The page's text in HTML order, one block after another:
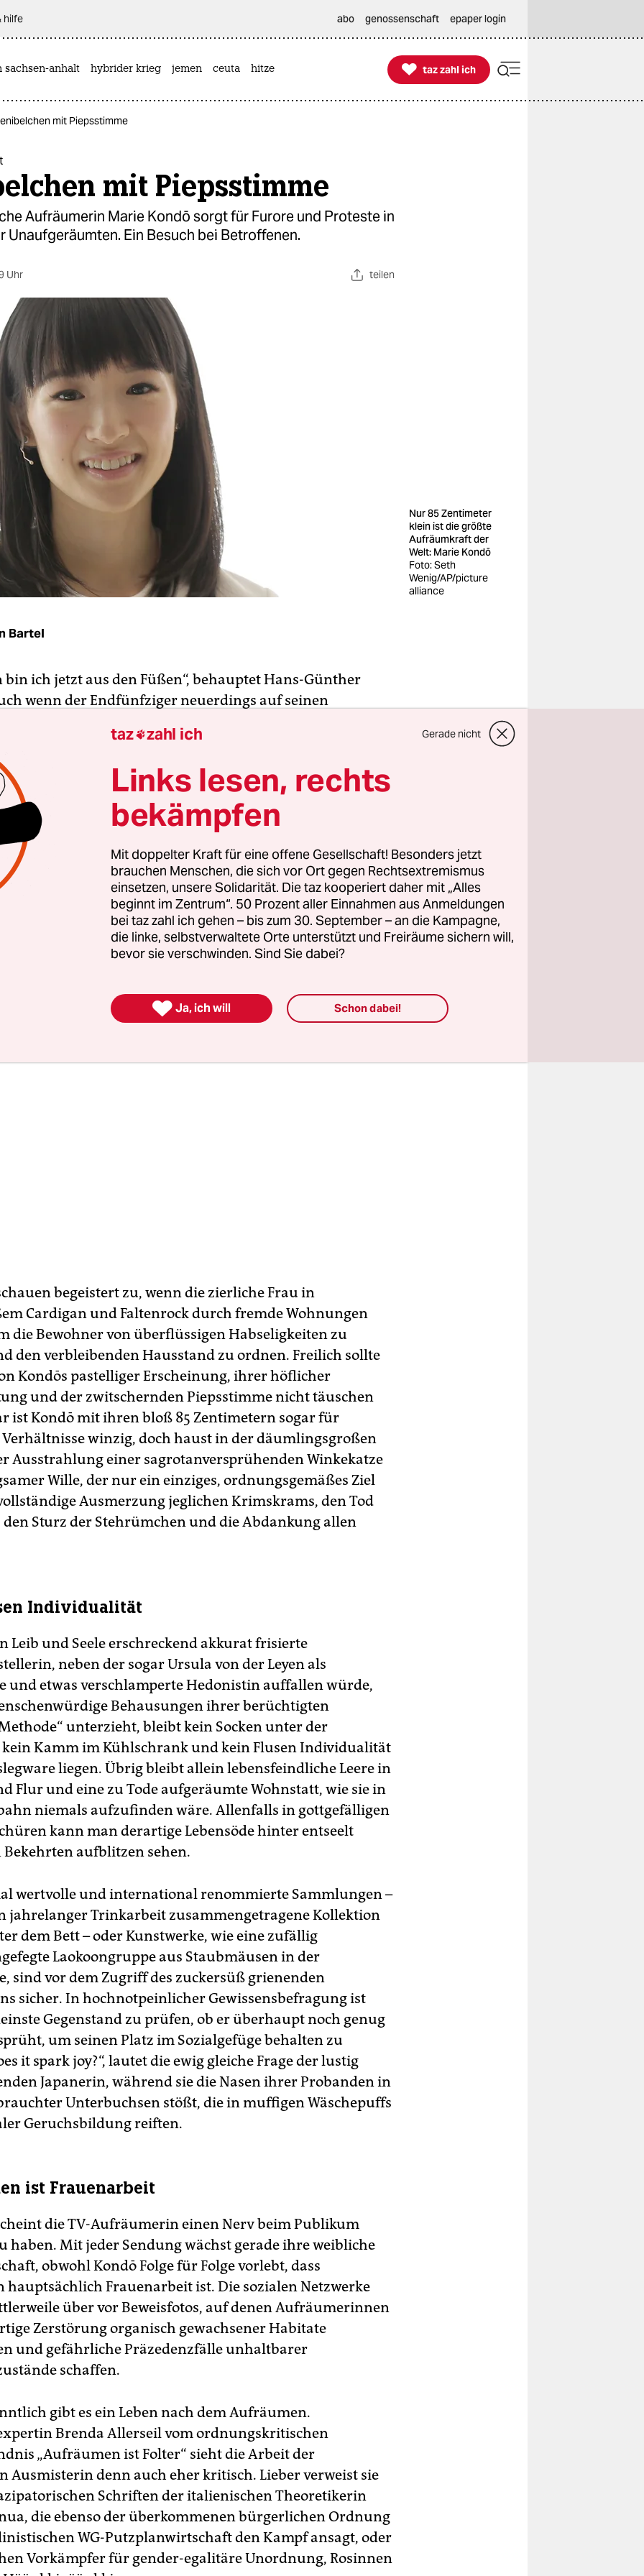
hilfe abo genossenschaft epaper login
sachsen-anhalt hybrider krieg jemen ceuta hitze 
taz zahl ich
taz zahl ich
mit Piepsstimme
mit Piepsstimme
Aufräumerin Marie Kondō sorgt für Furore und Proteste in
Unaufgeräumten. Ein Besuch bei Betroffenen.
Uhr teilen
Nur 85 Zentimeter
klein ist die größte
Aufräumkraft der
Welt: Marie Kondō
Foto: Seth
Wenig/AP/picture
alliance
Bartel
ich jetzt aus den Füßen“, behauptet Hans-Günther
wenn der Endfünfziger neuerdings auf seinen
Jutta hatte ihrem Gatten jüngst recht unerwartet für die
treuen Dienste“ gedankt, ihn dann ebenso unerwartet
ihn schließlich zu einem handlichen Paket
Seither wohnt der Frührentner in einer kleinen
Schuhschrank. „Endlich weiß ich, wo ich hingehöre“,
und raschelt leise im Seidenpapier. „Marie Kondō sei
solchen, als „achtsam“ deklarierten Umgang mit
Erinnerungsstücken propagiert die japanische
und Ordnungsberaterin Marie Kondō, deren Show
begeistert zu, wenn die zierliche Frau in
Cardigan und Faltenrock durch fremde Wohnungen
die Bewohner von überflüssigen Habseligkeiten zu
den verbleibenden Hausstand zu ordnen. Freilich sollte
Kondōs pastelliger Erscheinung, ihrer höflicher
und der zwitschernden Piepsstimme nicht täuschen
ist Kondō mit ihren bloß 85 Zentimetern sogar für
winzig, doch haust in der däumlingsgroßen
Ausstrahlung einer sagrotanversprühenden Winkekatze
Wille, der nur ein einziges, ordnungsgemäßes Ziel
Ausmerzung jeglichen Krimskrams, den Tod
den Sturz der Stehrümchen und die Abdankung allen
Individualität
Leib und Seele erschreckend akkurat frisierte
neben der sogar Ursula von der Leyen als
und etwas verschlamperte Hedonistin auffallen würde,
Behausungen ihrer berüchtigten
unterzieht, bleibt kein Socken unter der
kein Kamm im Kühlschrank und kein Flusen Individualität
liegen. Übrig bleibt allein lebensfeindliche Leere in
Flur und eine zu Tode aufgeräumte Wohnstatt, wie sie in
niemals aufzufinden wäre. Allenfalls in gottgefälligen
kann man derartige Lebensöde hinter entseelt
aufblitzen sehen.
wertvolle und international renommierte Sammlungen –
jahrelanger Trinkarbeit zusammengetragene Kollektion
dem Bett – oder Kunstwerke, wie eine zufällig
Laokoongruppe aus Staubmäusen in der
sind vor dem Zugriff des zuckersüß grienenden
sicher. In hochnotpeinlicher Gewissensbefragung ist
Gegenstand zu prüfen, ob er überhaupt noch genug
um seinen Platz im Sozialgefüge behalten zu
it spark joy?“, lautet die ewig gleiche Frage der lustig
Japanerin, während sie die Nasen ihrer Probanden in
Unterbuchsen stößt, die in muffigen Wäschepuffs
Geruchsbildung reiften.
ist Frauenarbeit
die TV-Aufräumerin einen Nerv beim Publikum
haben. Mit jeder Sendung wächst gerade ihre weibliche
obwohl Kondō Folge für Folge vorlebt, dass
hauptsächlich Frauenarbeit ist. Die sozialen Netzwerke
über vor Beweisfotos, auf denen Aufräumerinnen
Zerstörung organisch gewachsener Habitate
und gefährliche Präzedenzfälle unhaltbarer
schaffen.
gibt es ein Leben nach dem Aufräumen.
Brenda Allerseil vom ordnungskritischen
„Aufräumen ist Folter“ sieht die Arbeit der
Ausmisterin denn auch eher kritisch. Lieber verweist sie
Schriften der italienischen Theoretikerin
die ebenso der überkommenen bürgerlichen Ordnung
WG-Putzplanwirtschaft den Kampf ansagt, oder
Vorkämpfer für gender-egalitäre Unordnung, Rosinnen
taz zahl ich Gerade nicht
Links lesen, rechts
bekämpfen
Mit doppelter Kraft für eine offene Gesellschaft! Besonders jetzt
brauchen Menschen, die sich vor Ort gegen Rechtsextremismus
einsetzen, unsere Solidarität. Die taz kooperiert daher mit „Alles
beginnt im Zentrum“. 50 Prozent aller Einnahmen aus Anmeldungen
bei taz zahl ich gehen – bis zum 30. September – an die Kampagne,
die linke, selbstverwaltete Orte unterstützt und Freiräume sichern will,
bevor sie verschwinden. Sind Sie dabei?
 Ja, ich will Schon dabei!